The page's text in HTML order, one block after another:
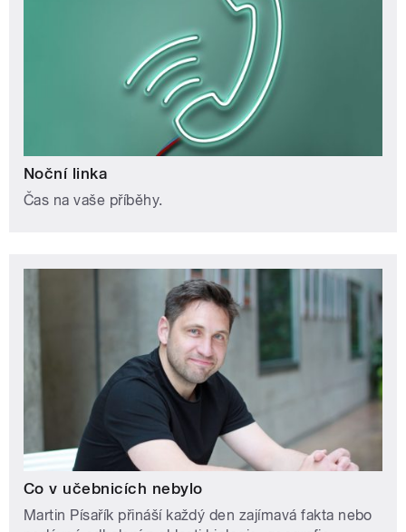
Noční linka
Čas na vaše příběhy.
Co v učebnicích nebylo
Martin Písařík přináší každý den zajímavá fakta nebo